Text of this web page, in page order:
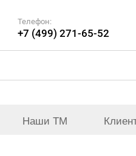
Телефон:
+7 (499) 271-65-52
Наши ТМ